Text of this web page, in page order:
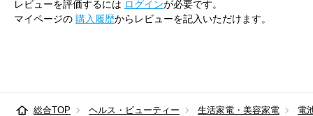
レビューを評価するには ログインが必要です。
マイページの 購入履歴からレビューを記入いただけます。
総合TOP ヘルス・ビューティー 生活家電・美容家電 電